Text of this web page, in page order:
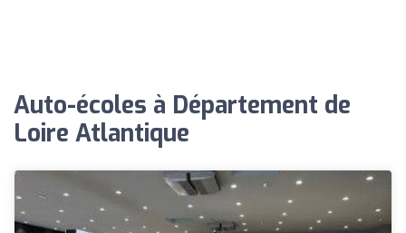
Auto-écoles à Département de
Loire Atlantique